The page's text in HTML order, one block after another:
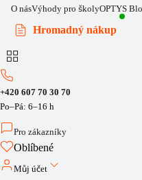
O násVýhody pro školyOPTYS
Hromadný nákup
+420 607 70 30 70
Po–Pá: 6–16 h
Pro zákazníky
Oblíbené
Můj účet